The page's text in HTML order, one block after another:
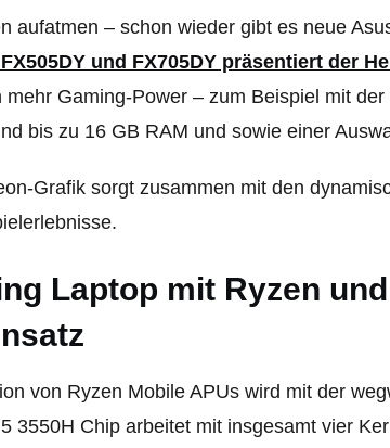
aufatmen – schon wieder gibt es neue
und FX705DY präsentiert der
mehr Gaming-Power – zum Beispiel mit
bis zu 16 GB RAM und sowie einer
Grafik sorgt zusammen mit den
Laptop mit Ryzen
von Ryzen Mobile APUs wird mit der
3550H Chip arbeitet mit insgesamt vier